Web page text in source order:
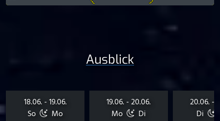
Ausblick
18.06. - 19.06.
So
Mo
19.06. - 20.06.
Mo
Di
20.06. -
Di